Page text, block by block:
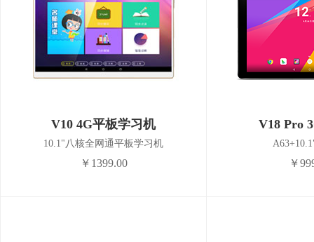
V10 4G平板学习机
10.1"八核全网通平板学习机
￥1399.00
V18 Pro
￥